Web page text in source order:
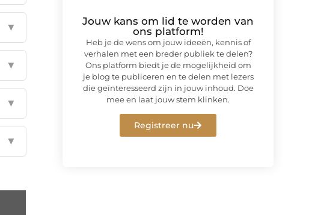
▼
▼
▼
▼
Jouw kans om lid te worden van
ons platform!
Heb je de wens om jouw ideeën, kennis of
verhalen met een breder publiek te delen?
Ons platform biedt je de mogelijkheid om
je blog te publiceren en te delen met lezers
die geïnteresseerd zijn in jouw inhoud. Doe
mee en laat jouw stem klinken.
Registreer nu